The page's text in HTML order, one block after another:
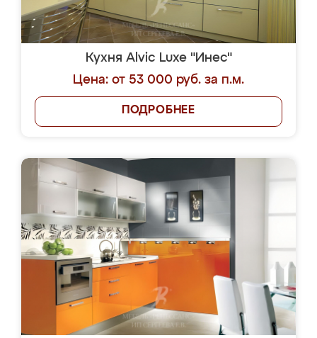
Кухня Alvic Luxe "Инес"
Цена: от 53 000 руб. за п.м.
ПОДРОБНЕЕ